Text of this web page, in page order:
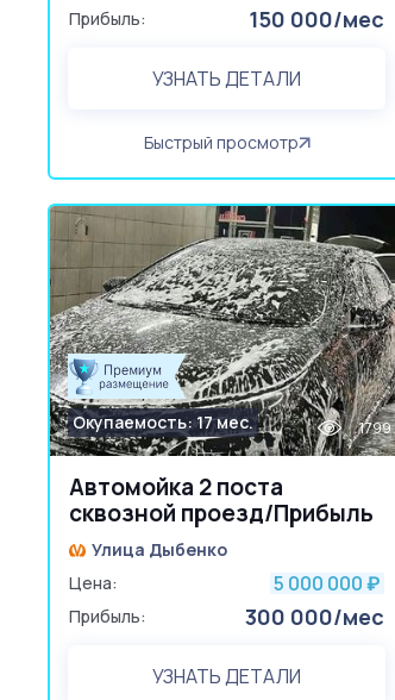
Прибыль: 150 000/мес
УЗНАТЬ ДЕТАЛИ
Быстрый просмотр
Автомойка 2 поста
сквозной проезд/Прибыль
300 000. Подходит под
робота
Окупаемость: 17 мес. 1799
Улица Дыбенко
Цена:
5 000 000 ₽
Прибыль: 300 000/мес
УЗНАТЬ ДЕТАЛИ